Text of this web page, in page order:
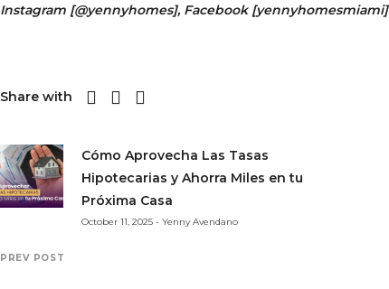
Instagram [@yennyhomes], Facebook [yennyhomesmiami]
Share with
PREV POST
Cómo Aprovecha Las Tasas
Hipotecarias y Ahorra Miles en tu
Próxima Casa
October 11, 2025 - Yenny Avendano